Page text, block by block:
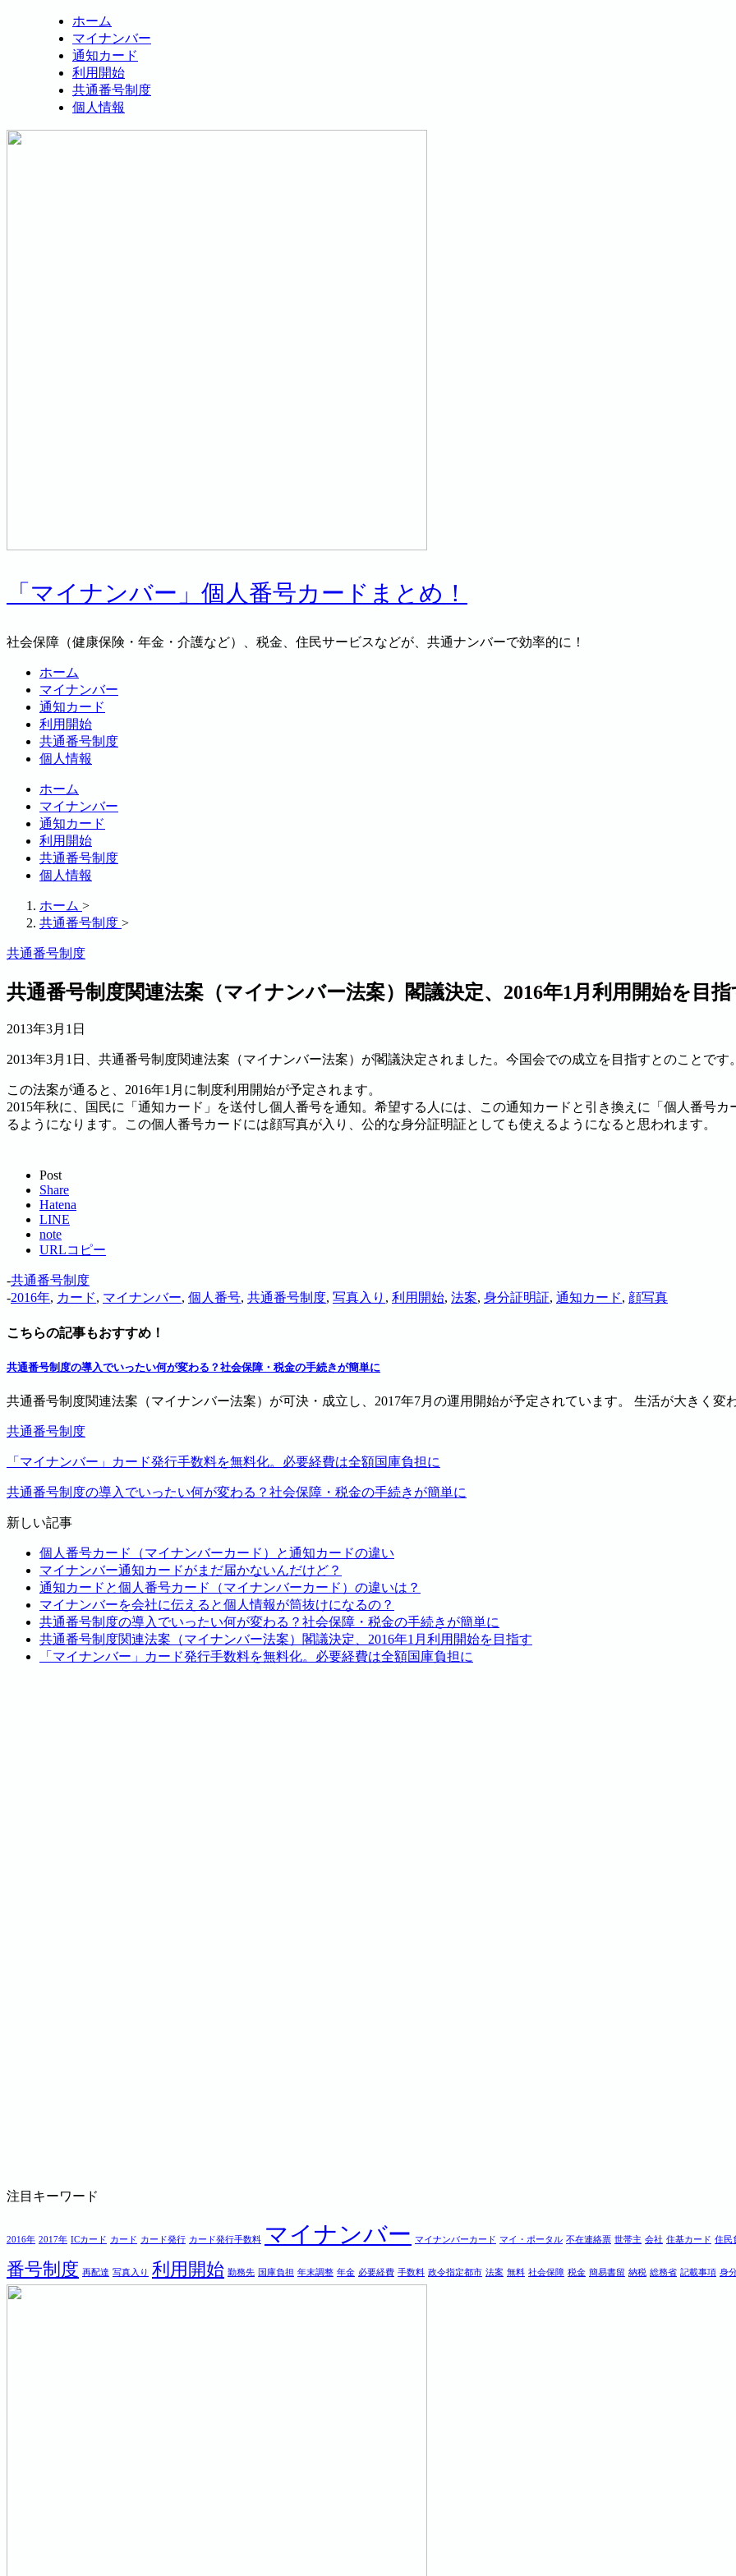
ホーム
マイナンバー
通知カード
利用開始
共通番号制度
個人情報
「マイナンバー」個人番号カードまとめ！
社会保障（健康保険・年金・介護など）、税金、住民サービスなどが、共通ナンバーで効率的に！
ホーム
マイナンバー
通知カード
利用開始
共通番号制度
個人情報
ホーム
マイナンバー
通知カード
利用開始
共通番号制度
個人情報
ホーム >
共通番号制度 >
共通番号制度
共通番号制度関連法案（マイナンバー法案）閣議決定、2016年1月利用開始を目指
2013年3月1日
2013年3月1日、共通番号制度関連法案（マイナンバー法案）が閣議決定されました。今国会での成立を目指すとのことです
この法案が通ると、2016年1月に制度利用開始が予定されます。
2015年秋に、国民に「通知カード」を送付し個人番号を通知。希望する人には、この通知カードと引き換えに「個人番号
るようになります。この個人番号カードには顔写真が入り、公的な身分証明証としても使えるようになると思われます。
Post
Share
Hatena
LINE
note
URLコピー
-共通番号制度
-2016年, カード, マイナンバー, 個人番号, 共通番号制度, 写真入り , 利用開始, 法案, 身分証明証, 通知カード, 顔写真
こちらの記事もおすすめ！
共通番号制度の導入でいったい何が変わる？社会保障・税金の手続きが簡単に
共通番号制度関連法案（マイナンバー法案）が可決・成立し、2017年7月の運用開始が予定されています。 生活が大きく変
共通番号制度
「マイナンバー」カード発行手数料を無料化。必要経費は全額国庫負担に
共通番号制度の導入でいったい何が変わる？社会保障・税金の手続きが簡単に
新しい記事
個人番号カード（マイナンバーカード）と通知カードの違い
マイナンバー通知カードがまだ届かないんだけど？
通知カードと個人番号カード（マイナンバーカード）の違いは？
マイナンバーを会社に伝えると個人情報が筒抜けになるの？
共通番号制度の導入でいったい何が変わる？社会保障・税金の手続きが簡単に
共通番号制度関連法案（マイナンバー法案）閣議決定、2016年1月利用開始を目指す
「マイナンバー」カード発行手数料を無料化。必要経費は全額国庫負担に
注目キーワード
2016年 2017年 ICカード カード カード発行 カード発行手数料 マイナンバー マイナンバーカード マイ・ポータル 不在連絡票 世帯主 会社 住基カード 住民
番号制度 再配達 写真入り 利用開始 勤務先 国庫負担 年末調整 年金 必要経費 手数料 政令指定都市 法案 無料 社会保障 税金 簡易書留 納税 総務省 記載事項 身